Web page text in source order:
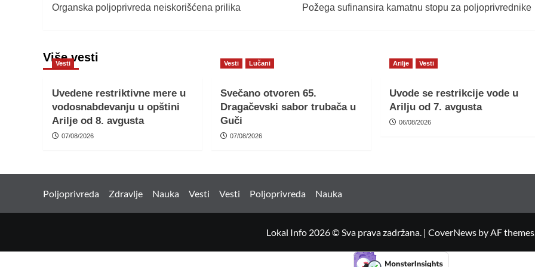
navigation
Organska poljoprivreda neiskorišćena prilika
Požega sufinansira kamatnu stopu za poljoprivrednike
Više vesti
Vesti
Uvedene restriktivne mere u
vodosnabdevanju u opštini
Arilje od 8. avgusta
07/08/2026
Vesti Lučani
Svečano otvoren 65.
Dragačevski sabor trubača u
Guči
07/08/2026
Arilje Vesti
Uvode se restrikcije vode u
Arilju od 7. avgusta
06/08/2026
Poljoprivreda Zdravlje Nauka Vesti Vesti Poljoprivreda Nauka
Lokal Info 2026 © Sva prava zadržana. | CoverNews by AF themes.